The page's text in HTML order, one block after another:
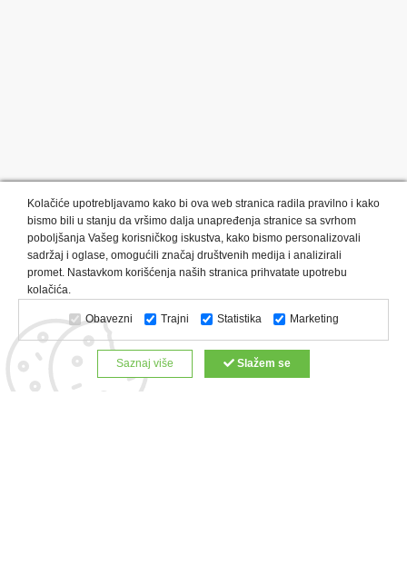
Kategorije proizvoda: Olovke i markeri
Privesci i trakice
Upaljači
USB Tehnologija Tekstil
Kačketi i kape
Notesi i rokovnici
Kancelarija Satovi
Kišobrani
Torbe i putovanja
Kuhinjski setovi
Alati i oprema
Relaksacija, lepota i zdravlje
Kalendari
Custom proizvodi
Digitalna štampa
Kolačiće upotrebljavamo kako bi ova web stranica radila pravilno i kako
bismo bili u stanju da vršimo dalja unapređenja stranice sa svrhom
poboljšanja Vašeg korisničkog iskustva, kako bismo personalizovali
sadržaj i oglase, omogućili značaj društvenih medija i analizirali
promet. Nastavkom korišćenja naših stranica prihvatate upotrebu
kolačića.
Obavezni Trajni Statistika Marketing
Saznaj više Slažem se